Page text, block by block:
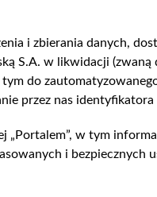
i zbierania danych,
S.A. w likwidacji (zwaną
do
przez nas identyfikatora
„Portalem”, w tym
i bezpiecznych